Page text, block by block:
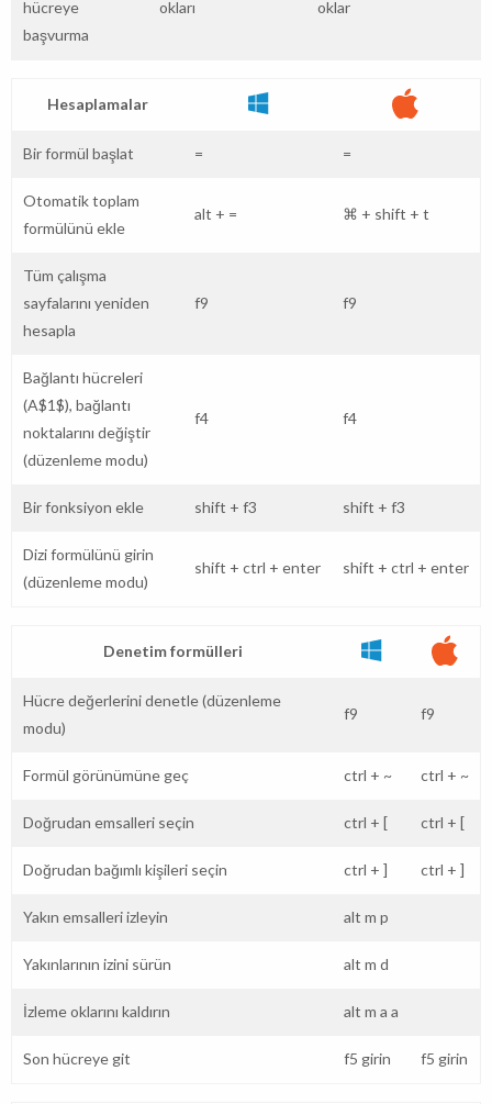
hücreye
başvurma
okları oklar
Hesaplamalar
Bir formül başlat = =
Otomatik toplam
formülünü ekle
alt + = ⌘ + shift + t
Tüm çalışma
sayfalarını yeniden
hesapla
f9 f9
Bağlantı hücreleri
(A$1$), bağlantı
noktalarını değiştir
(düzenleme modu)
f4 f4
Bir fonksiyon ekle shift + f3 shift + f3
Dizi formülünü girin
(düzenleme modu)
shift + ctrl + enter shift + ctrl + enter
Denetim formülleri
Hücre değerlerini denetle (düzenleme
modu)
f9 f9
Formül görünümüne geç ctrl + ~ ctrl + ~
Doğrudan emsalleri seçin ctrl + [ ctrl + [
Doğrudan bağımlı kişileri seçin ctrl + ] ctrl + ]
Yakın emsalleri izleyin alt m p
Yakınlarının izini sürün alt m d
İzleme oklarını kaldırın alt m a a
Son hücreye git f5 girin f5 girin